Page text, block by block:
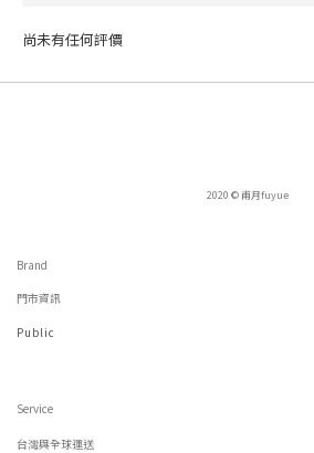
尚未有任何評價
2020 © 甫月fuyue
Brand
門市資訊
Public
Service
台灣與全球運送